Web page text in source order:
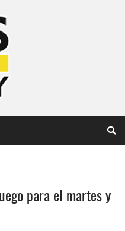
para el martes y